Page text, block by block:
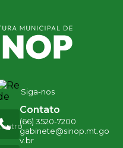
Siga-nos
Contato
(66) 3520-7200
gabinete@sinop.mt.go
v.br